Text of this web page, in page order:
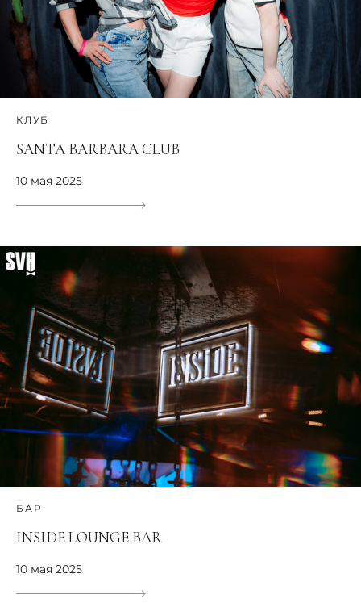
КЛУБ
SANTA BARBARA CLUB
10 мая 2025
БАР
INSIDE LOUNGE BAR
10 мая 2025